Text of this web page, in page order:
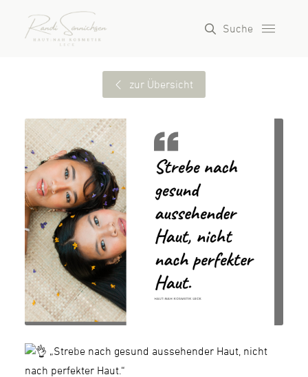
Suche
zur Übersicht
„Strebe nach gesund aussehender Haut, nicht
nach perfekter Haut.“